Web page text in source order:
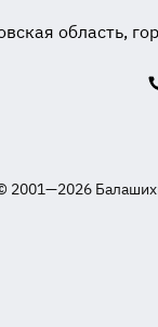
область,
2001—2026